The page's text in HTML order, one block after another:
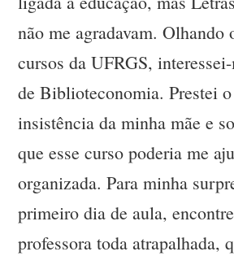
não me agradavam. Olhando
cursos da UFRGS,
de Biblioteconomia. Prestei
insistência da minha mãe e
que esse curso poderia me
organizada. Para minha
primeiro dia de aula,
professora toda atrapalhada,